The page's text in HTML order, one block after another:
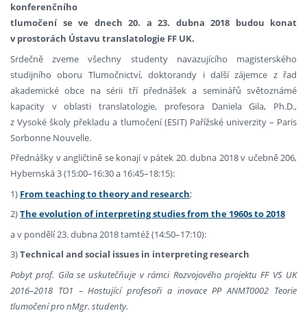
konferenčního
tlumočení se ve dnech 20. a 23. dubna 2018 budou konat
v prostorách Ústavu translatologie FF UK.
Srdečně zveme všechny studenty navazujícího magisterského
studijního oboru Tlumočnictví, doktorandy i další zájemce z řad
akademické obce na sérii tří přednášek a seminářů světoznámé
kapacity v oblasti translatologie, profesora Daniela Gila, Ph.D.,
z Vysoké školy překladu a tlumočení (ESIT) Pařížské univerzity – Paris
Sorbonne Nouvelle.
Přednášky v angličtině se konají v pátek 20. dubna 2018 v učebně 206,
Hybernská 3 (15:00–16:30 a 16:45–18:15):
1) From teaching to theory and research;
2)The evolution of interpreting studies from the 1960s to 2018
a v pondělí 23. dubna 2018 tamtéž (14:50–17:10):
3)Technical and social issues in interpreting research
Pobyt prof. Gila se uskutečňuje v rámci Rozvojového projektu FF VS UK
2016–2018 TO1 – Hostující profesoři a inovace PP ANMT0002 Teorie
tlumočení pro nMgr. studenty.